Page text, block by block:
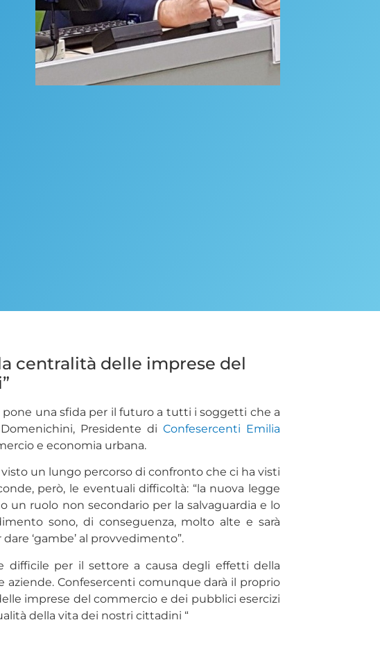
centralità delle imprese del
pone una sfida per il futuro a tutti i soggetti che a
Presidente di Confesercenti Emilia
e economia urbana.
un lungo percorso di confronto che ci ha visti
però, le eventuali difficoltà: “la nuova legge
ruolo non secondario per la salvaguardia e lo
sono, di conseguenza, molto alte e sarà
‘gambe’ al provvedimento”.
difficile per il settore a causa degli effetti della
Confesercenti comunque darà il proprio
imprese del commercio e dei pubblici esercizi
della vita dei nostri cittadini “